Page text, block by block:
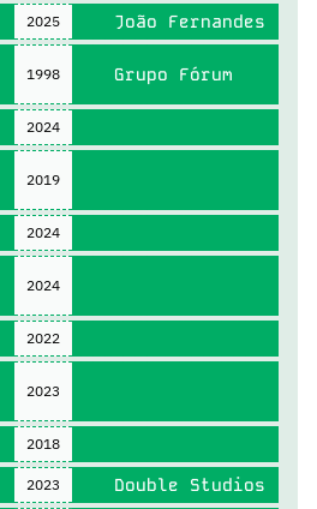
2025 João Fernandes
1998 Grupo Fórum
2024
2019
2024
2024
2022
2023
2018
2023 Double Studios